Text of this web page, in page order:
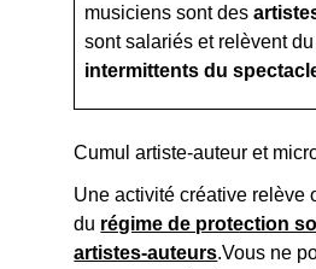
musiciens sont des
sont salariés et relèvent du
intermittents du
Cumul artiste-auteur et
Une activité créative relève
du régime de protection
artistes-auteurs.Vous ne